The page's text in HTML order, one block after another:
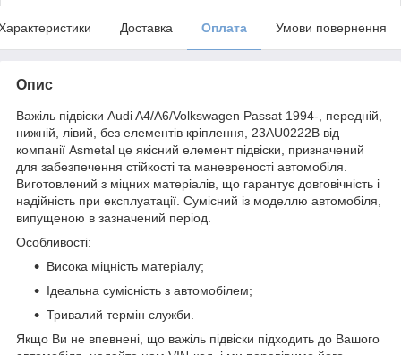
Доставка Оплата Умови повернення
Опис
Важіль підвіски Audi A4/A6/Volkswagen Passat 1994-, передній,
нижній, лівий, без елементів кріплення, 23AU0222B від
компанії Asmetal це якісний елемент підвіски, призначений
для забезпечення стійкості та маневреності автомобіля.
Виготовлений з міцних матеріалів, що гарантує довговічність і
надійність при експлуатації. Сумісний із моделлю автомобіля,
випущеною в зазначений період.
Особливості:
Висока міцність матеріалу;
Ідеальна сумісність з автомобілем;
Тривалий термін служби.
Якщо Ви не впевнені, що важіль підвіски підходить до Вашого